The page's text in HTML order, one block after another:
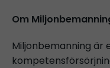
Om
Miljonbemanning är